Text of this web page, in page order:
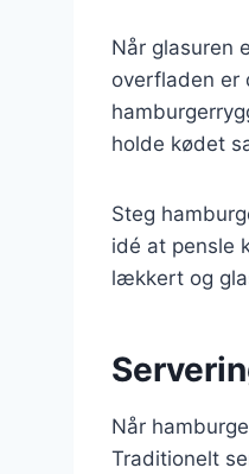
Når glasuren
overfladen er
holde kødet
Steg
idé at pensle
lækkert og
Når
Traditionelt